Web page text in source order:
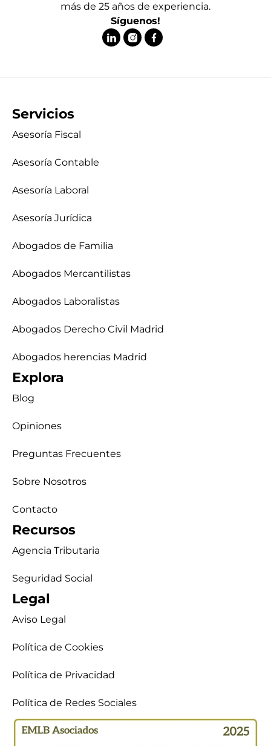
más de 25 años de experiencia.
Síguenos!
Servicios
Asesoría Fiscal
Asesoría Contable
Asesoría Laboral
Asesoría Jurídica
Abogados de Familia
Abogados Mercantilistas
Abogados Laboralistas
Abogados Derecho Civil Madrid
Abogados herencias Madrid
Explora
Blog
Opiniones
Preguntas Frecuentes
Sobre Nosotros
Contacto
Recursos
Agencia Tributaria
Seguridad Social
Legal
Aviso Legal
Política de Cookies
Política de Privacidad
Política de Redes Sociales